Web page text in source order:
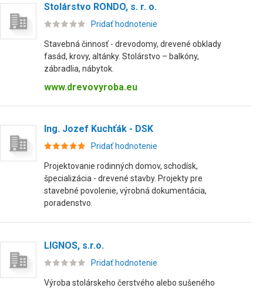
Stolárstvo RONDO, s. r. o.
Pridať hodnotenie
Stavebná činnosť - drevodomy, drevené obklady
fasád, krovy, altánky. Stolárstvo – balkóny,
zábradlia, nábytok.
www.drevovyroba.eu
Ing. Jozef Kuchťák - DSK
Pridať hodnotenie
Projektovanie rodinných domov, schodísk,
špecializácia - drevené stavby. Projekty pre
stavebné povolenie, výrobná dokumentácia,
poradenstvo.
LIGNOS, s.r.o.
Pridať hodnotenie
Výroba stolárskeho čerstvého alebo sušeného